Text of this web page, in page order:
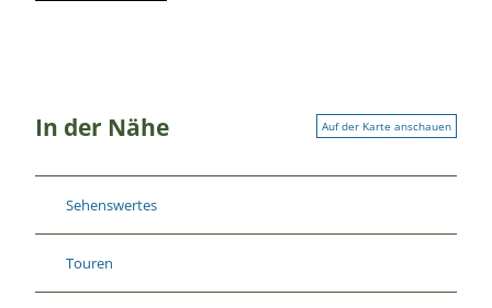
In der Nähe Auf der Karte anschauen
Sehenswertes
Touren